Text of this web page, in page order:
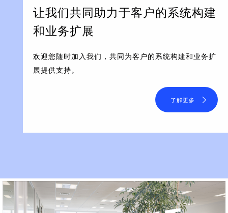
让我们共同助力于客户的系统构建
和业务扩展
欢迎您随时加入我们，共同为客户的系统构建和业务扩
展提供支持。
了解更多